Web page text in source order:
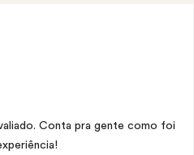
Conta pra gente como foi